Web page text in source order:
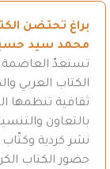
براغ تحتضن
محمد سيد
تستعدّ العاصمة
ثقافية تنظمها
بالتعاون
نشر كردية
حضور الكتاب